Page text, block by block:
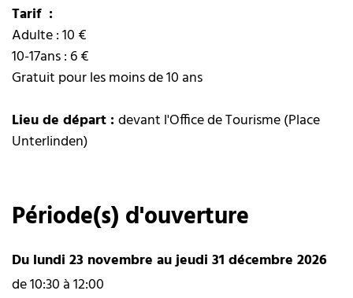
Tarif :
Adulte : 10 €
10-17ans : 6 €
Gratuit pour les moins de 10 ans
Lieu de départ :devant l'Office de Tourisme (Place
Unterlinden)
Période(s) d'ouverture
Du lundi 23 novembre au jeudi 31 décembre 2026
de 10:30 à 12:00